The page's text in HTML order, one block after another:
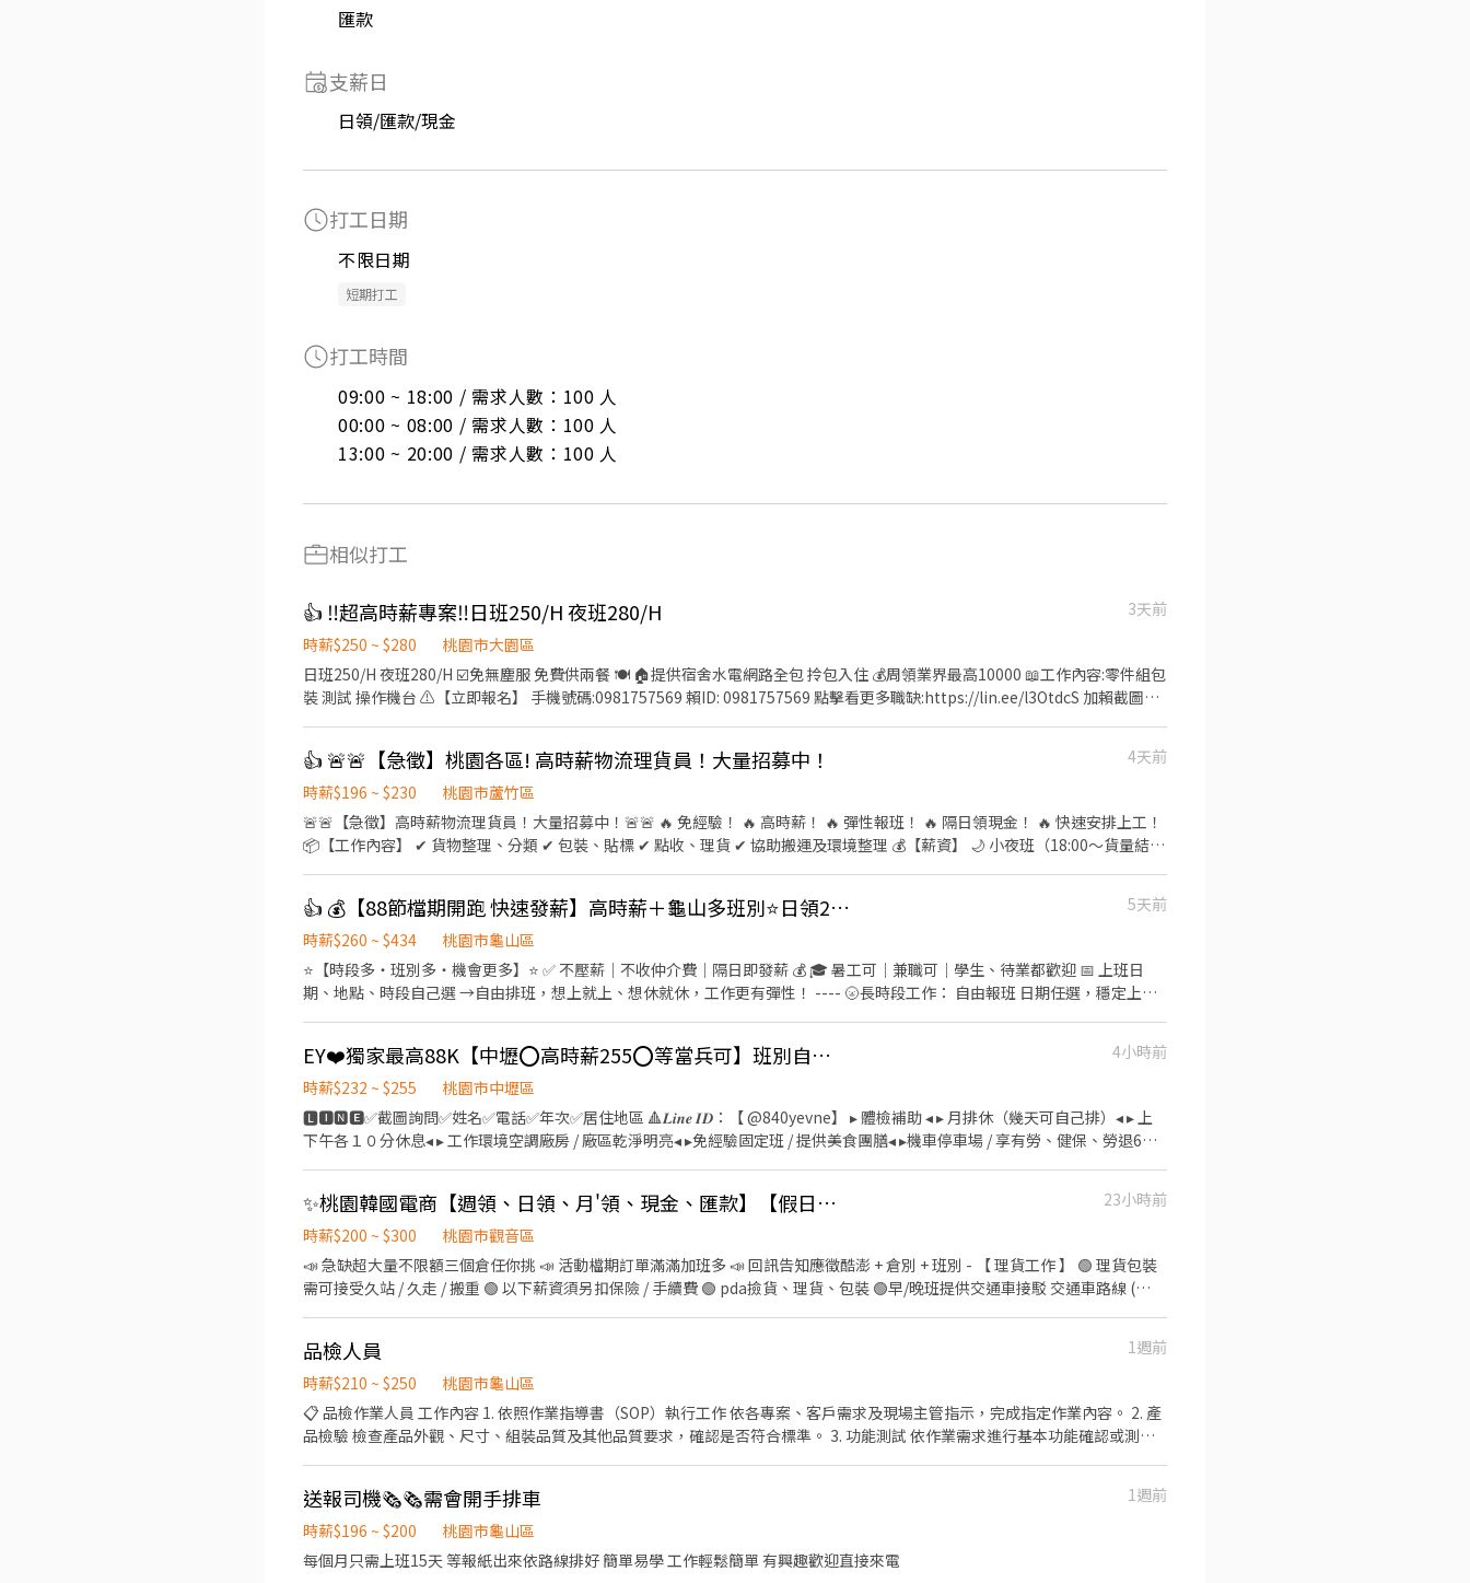
匯款
支薪日
日領/匯款/現金
打工日期
不限日期
短期打工
打工時間
09:00 ~ 18:00 / 需求人數：100 人
00:00 ~ 08:00 / 需求人數：100 人
13:00 ~ 20:00 / 需求人數：100 人
相似打工
👍 ‼️超高時薪專案‼️日班250/H 夜班280/H
3天前
時薪$250 ~ $280
桃園市大園區
日班250/H 夜班280/H ☑️️免無塵服 免費供兩餐 🍽️ 🏠提供宿舍水電網路全包 拎包入住 💰周領業界最高10000 📖工作內容:零件組包
裝 測試 操作機台 ⚠️【立即報名】 手機號碼:0981757569 賴ID: 0981757569 點擊看更多職缺:https://lin.ee/l3OtdcS 加賴截圖職
👍 🚨🚨【急徵】桃園各區! 高時薪物流理貨員！大量招募中！
4天前
時薪$196 ~ $230
桃園市蘆竹區
🚨🚨【急徵】高時薪物流理貨員！大量招募中！🚨🚨 🔥 免經驗！ 🔥 高時薪！ 🔥 彈性報班！ 🔥 隔日領現金！ 🔥 快速安排上工！
📦【工作內容】 ✔ 貨物整理、分類 ✔ 包裝、貼標 ✔ 點收、理貨 ✔ 協助搬運及環境整理 💰【薪資】 🌙 小夜班（18:00～貨量結
有】 ✔ 工作簡單好上手 ✔ 專人帶領，不怕沒經驗 ✔ 彈性排班，自由安排時間 ✔ 快速媒合，最快立即上工 ✔ 長期穩定有班可排
✔ 隔日領現金，資金更靈活 📲 想賺錢就別再猶豫！ 加入官方賴：@xinxu 立即詢問職缺、快速報班！ 🔥 名額有限，額滿即止！
先報名、先安排、先上工！ 快把握機會，下一位上工的就是你！
👍 💰【88節檔期開跑 快速發薪】高時薪＋龜山多班別⭐日領2000~3000
5天前
時薪$260 ~ $434
桃園市龜山區
⭐【時段多・班別多・機會更多】⭐ ✅ 不壓薪｜不收仲介費｜隔日即發薪 💰 🎓 暑工可｜兼職可｜學生、待業都歡迎 📅 上班日
期、地點、時段自己選 →自由排班，想上就上、想休就休，工作更有彈性！ ---- 🌝長時段工作： 自由報班 日期任選，穩定上班~
山區頂湖二街66巷 ------------------------------ 🔥快來把財神接回家🔥 𝑳𝒊𝒏𝒆 𝒊𝒅📲：@174fxrus (要加@) DAISY 電話📞：
0912126817 張小姐 加入後請截圖職缺文➡️私訊留下 ⌜姓名✚電話⌟ 謝謝❤️ #搞笑專員陪你抬槓 #免諮詢費
EY❤️獨家最高88K【中壢⭕高時薪255⭕等當兵可】班別自選.門市書審.週週領薪
4小時前
時薪$232 ~ $255
桃園市中壢區
🅻🅸🅽🅴✅截圖詢問✅姓名✅電話✅年次✅居住地區 🔺𝑳𝒊𝒏𝒆 𝑰𝑫：【 @840yevne】 ▸ 體檢補助 ◂ ▸ 月排休（幾天可自己排）◂ ▸ 上
下午各１０分休息◂ ▸ 工作環境空調廠房 / 廠區乾淨明亮◂ ▸免經驗固定班 / 提供美食團膳◂ ▸機車停車場 / 享有勞、健保、勞退6％◂
明 : ⭕日班 220~232/H $40,832(含津貼)-$82,697(含加班) ⭕中班 232/H$40,832(含津貼)-$82,697(含加班) ⭕夜班
255/H$44,880(含津貼)-$88,669(含加班) ✅ 日班時段 : ★06:00～14:45★06:30～15:15★07:00～15:45★07:30～16:15★08:00～
16:45★08:30～17:15 ✅ 中班時段 : ★12:00-20:45★12:30-21:15★13:00-21:45★13:30-22:15★14:00-22:45★14:30-
23:15★15:00-23:45★15:30-00:15★16:00-00:45 ✅ 夜班時段 :
(每半小時為一個班別)
✨桃園韓國電商【週領、日領、月'領、現金、匯款】【假日班皆有】交通車🩷
23小時前
時薪$200 ~ $300
桃園市觀音區
📣 急缺超大量不限額三個倉任你挑 📣 活動檔期訂單滿滿加班多 📣 回訊告知應徵酷澎 + 倉別 + 班別 - 【 理貨工作 】 🟢 理貨包裝
需可接受久站 / 久走 / 搬重 🟢 以下薪資須另扣保險 / 手續費 🟢 pda撿貨、理貨、包裝 🟢早/晚班提供交通車接駁 交通車路線 (
倉：大園航翔路 🔔 桃園 7 倉：楊梅環東路 🔔 桃園 9 倉：大園區建國路 (3'F) 🔔 桃園 10 倉：觀音區玉林路一段 🔔 桃園 12 倉：楊
梅區環東路 (7倉樓下) 🔔 桃園 17 倉：大園區開和路 ( 限排休 ) 🔔 桃園 RC8：楊梅區環東路 (4'F) ( 後面有寫缺長派才有缺，沒標
註的都是無缺額 ) - (( 堆高機需有證照及回訓證明 )) - 【 休假方式 】 周一至周日排休，一個月排休 8 ~ 10 天，單位報到當天由主
管分配 - 【 工作時間 】 早班 08 : 00 - 17 : 00 排休 $ 210 周休 $ 200 晚班 18 : 00 - 03 : 00 排休 $ 240 周休 $ 230 ( 假日班固定上六
日 ) - ♦️ 用餐：免費供餐 ♦️ 冰箱、微波爐、外出用餐、有上鎖置物櫃 - ▶ —————【應徵方式】————— ◀ ⭐ 點選立即應徵或
線上詢問此職缺 ⭐ 也可以加賴官方詢問 ⭐ 官方帳號 : https://lin.ee/jVYoe5J ★ 加入後請幫我留姓名 / 電話 / 截圖職缺文 ★
品檢人員
1週前
時薪$210 ~ $250
桃園市龜山區
📋 品檢作業人員 工作內容 1. 依照作業指導書（SOP）執行工作 依各專案、客戶需求及現場主管指示，完成指定作業內容。 2. 產
品檢驗 檢查產品外觀、尺寸、組裝品質及其他品質要求，確認是否符合標準。 3. 功能測試 依作業需求進行基本功能確認或測試
關檢驗紀錄、報表或系統資料。 7. 重工作業 依專案需求進行拆箱、組裝、拆裝、貼標、清潔、包裝、換料、補件、返修等重工作
業。 8. 搬運與現場支援 配合現場生產需求，協助產品搬運、物料整理及其他相關作業。 9. 遵守作業規範 遵守客戶廠區規定、安
全衛生及5S管理，正確使用工具與防護裝備。 ※ 實際工作內容依各專案、客戶需求及現場主管指示安排為主，公司將依現場作
業需求適時調整工作內容。 －－－－－－－－－－－－－－－－－－－－－－－－ 📌 廣璽薪資計算方式 ⏰ 上班時間 09:00-
送報司機🗞🗞需會開手排車
1週前
時薪$196 ~ $200
桃園市龜山區
每個月只需上班15天 等報紙出來依路線排好 簡單易學 工作輕鬆簡單 有興趣歡迎直接來電